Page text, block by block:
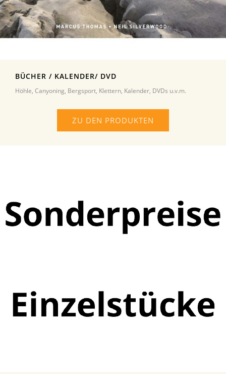
BÜCHER / KALENDER/ DVD
Höhle, Canyoning, Bergsport, Klettern, Kalender, DVDs u.v.m.
ZU DEN PRODUKTEN